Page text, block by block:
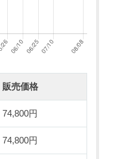
販売価格
74,800円
74,800円